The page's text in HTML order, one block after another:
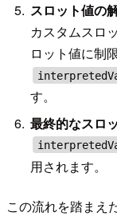
スロット値の
カスタムスロ
ロット値に制
す。
最終的なスロ
用されます。
この流れを踏まえ